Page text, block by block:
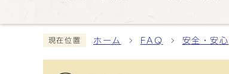
現在位置 ホーム FAQ 安全・安心